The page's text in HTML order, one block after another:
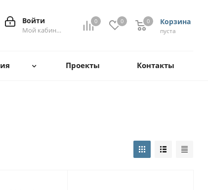
0 0 Корзина
0
пуста
0
Войти
Мой кабинет
Проекты Контакты